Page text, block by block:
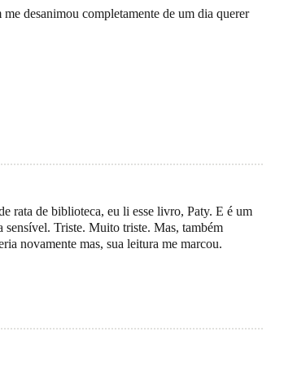
desanimou completamente de um dia querer
rata de biblioteca, eu li esse livro, Paty. E é um
sensível. Triste. Muito triste. Mas, também
novamente mas, sua leitura me marcou.